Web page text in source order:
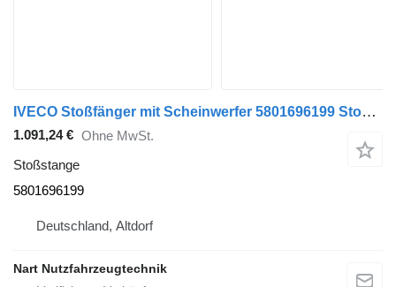
IVECO Stoßfänger mit Scheinwerfer 5801696199 Stoßstange für IVECO Euro-Cargo Euro 6 LKW
1.091,24 € Ohne MwSt.
Stoßstange
5801696199
Deutschland, Altdorf
Nart Nutzfahrzeugtechnik